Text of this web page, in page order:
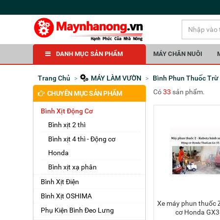
DANH MỤC SẢN PHẨM MÁY CHĂN NUÔI
Trang Chủ MÁY LÀM VƯỜN Bình Phun Thuốc Trừ
Có33 sản phẩm.
Xe máy phun thuốc Z -Kuobota động
cơ Honda
CHUYÊN MỤC SẢN PHẨM
Bình Xịt Động Cơ
Bình xịt 2 thì
Bình xịt 4 thì - Động cơ
Honda
Bình xịt xạ phân
Bình Xịt Điện
Bình Xịt OSHIMA
Phụ Kiện Bình Đeo Lưng